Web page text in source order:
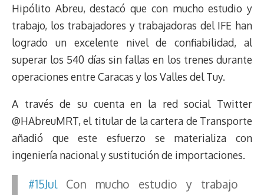
Hipólito Abreu, destacó que con mucho estudio y
trabajo, los trabajadores y trabajadoras del IFE han
logrado un excelente nivel de confiabilidad, al
superar los 540 días sin fallas en los trenes durante
operaciones entre Caracas y los Valles del Tuy.
A través de su cuenta en la red social Twitter
@HAbreuMRT, el titular de la cartera de Transporte
añadió que este esfuerzo se materializa con
ingeniería nacional y sustitución de importaciones.
#15JulCon mucho estudio y trabajo